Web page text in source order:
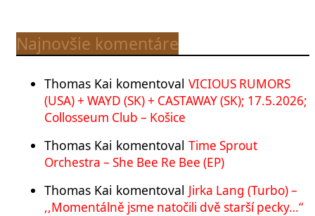
Najnovšie komentáre
Thomas Kai komentoval VICIOUS RUMORS
(USA) + WAYD (SK) + CASTAWAY (SK); 17.5.2026;
Collosseum Club – Košice
Thomas Kai komentoval Time Sprout
Orchestra – She Bee Re Bee (EP)
Thomas Kai komentoval Jirka Lang (Turbo) –
,,Momentálně jsme natočili dvě starší pecky…“